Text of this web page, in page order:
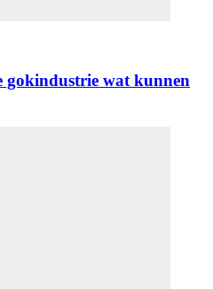
gokindustrie wat kunnen